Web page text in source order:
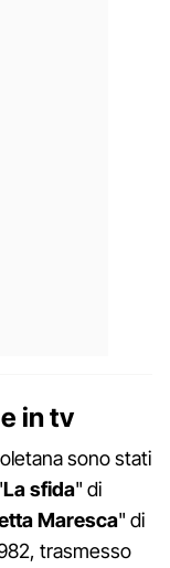
in tv
sono stati
La sfida" di
Maresca" di
trasmesso